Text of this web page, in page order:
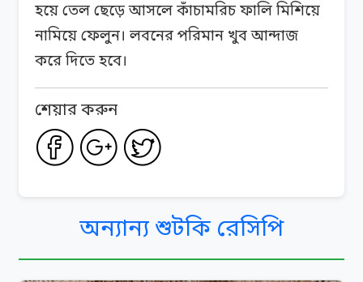
হয়ে তেল ছেড়ে আসলে কাঁচামরিচ ফালি মিশিয়ে
নামিয়ে ফেলুন। লবনের পরিমান খুব আন্দাজ
করে দিতে হবে।
শেয়ার করুন
অন্যান্য শুটকি রেসিপি